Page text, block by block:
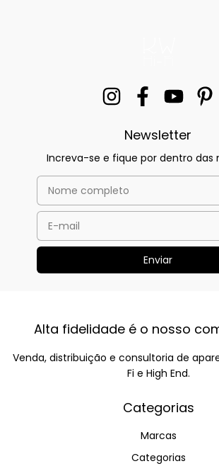
Newsletter
Increva-se e fique por dentro das
Alta fidelidade é o nosso
Venda, distribuição e consultoria de
Fi e High End.
Categorias
Marcas
Categorias